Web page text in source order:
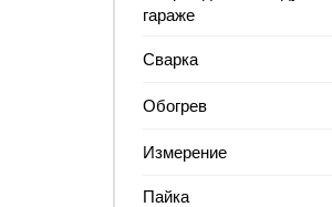
гараже
Сварка
Обогрев
Измерение
Пайка